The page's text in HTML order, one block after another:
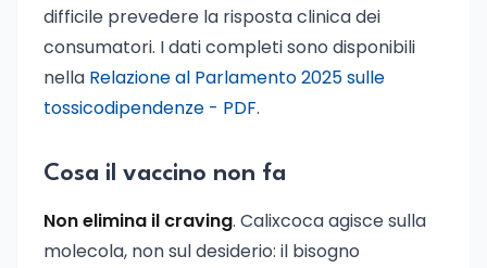
difficile prevedere la risposta clinica dei
consumatori. I dati completi sono disponibili
nella Relazione al Parlamento 2025 sulle
tossicodipendenze - PDF.
Cosa il vaccino non fa
Non elimina il craving. Calixcoca agisce sulla
molecola, non sul desiderio: il bisogno